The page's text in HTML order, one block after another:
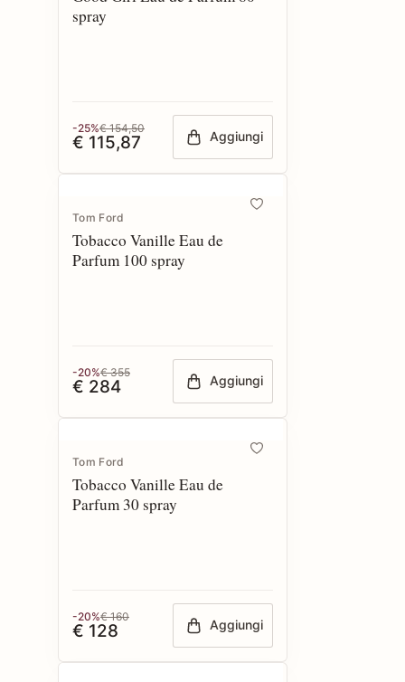
spray
-25%€ 154,50
€ 115,87 Aggiungi
Tom Ford
Tobacco Vanille Eau de
Parfum 100 spray
-20%€ 355
€ 284 Aggiungi
Tom Ford
Tobacco Vanille Eau de
Parfum 30 spray
-20%€ 160
€ 128 Aggiungi